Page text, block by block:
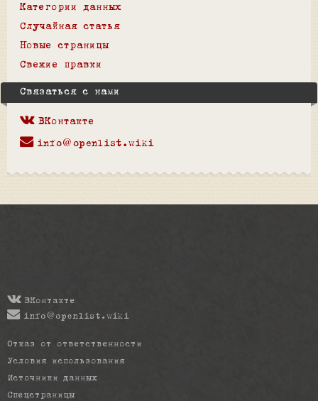
Категории данных
Случайная статья
Новые страницы
Свежие правки
Связаться с нами
ВКонтакте
info@openlist.wiki
ВКонтакте
info@openlist.wiki
Отказ от ответственности
Условия использования
Источники данных
Спецстраницы